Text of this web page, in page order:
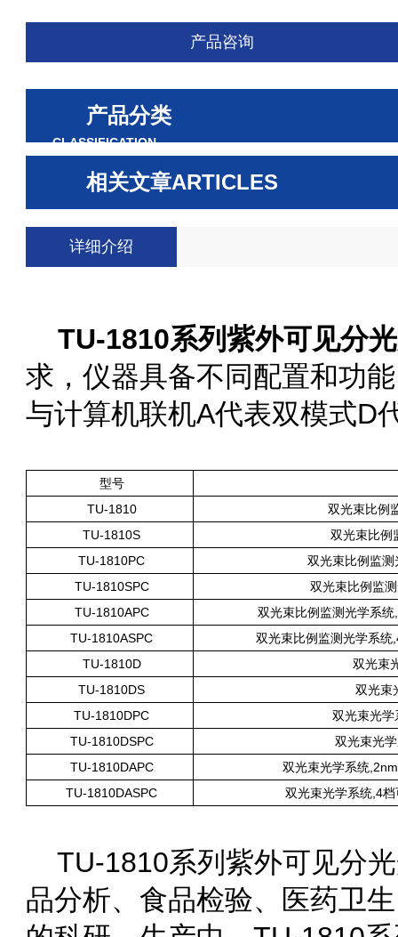
产品咨询
产品分类
CLASSIFICATION
相关文章ARTICLES
详细介绍
TU-1810系列紫外可见分
求，仪器具备不同配置和功能
与计算机联机A代表双模式D
型号
TU-1810
双光束比例
TU-1810S
双光束比例
TU-1810PC
双光束比例监
TU-1810SPC
双光束比例监
TU-1810APC
双光束比例监测光学系统
TU-1810ASPC
双光束比例监测光学系统,4
TU-1810D
双光束
TU-1810DS
双光束
TU-1810DPC
双光束光
TU-1810DSPC
双光束光
TU-1810DAPC
双光束光学系统,2nm
TU-1810DASPC
双光束光学系统,4档
TU-1810系列紫外可见分光光
品分析、食品检验、医药卫